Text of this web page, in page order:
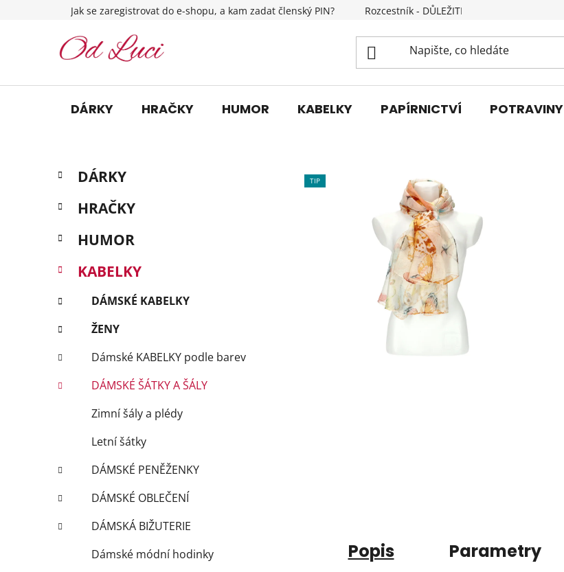
Jak se zaregistrovat do e-shopu, a kam zadat členský PIN? Rozcestník - DŮLEŽITÉ INFORMACE
DÁRKY HRAČKY HUMOR KABELKY PAPÍRNICTVÍ POTRAVINY
P
s
r
n
n
í
p
n
e
Přeskočit
kategorie
K
a
e
o
i
DÁRKY
HRAČKY
HUMOR
KABELKY
DÁMSKÉ KABELKY
ŽENY
Dámské KABELKY podle barev
DÁMSKÉ ŠÁTKY A ŠÁLY
Zimní šály a plédy
Letní šátky
DÁMSKÉ PENĚŽENKY
DÁMSKÉ OBLEČENÍ
DÁMSKÁ BIŽUTERIE
Dámské módní hodinky
TIP
Popis Parametry